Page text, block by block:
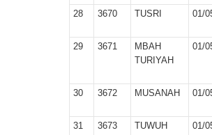
28
3670 TUSRI 01/
29
3671
MBAH
TURIYAH
01/
30
3672 MUSANAH 01/
31
3673 TUWUH 01/